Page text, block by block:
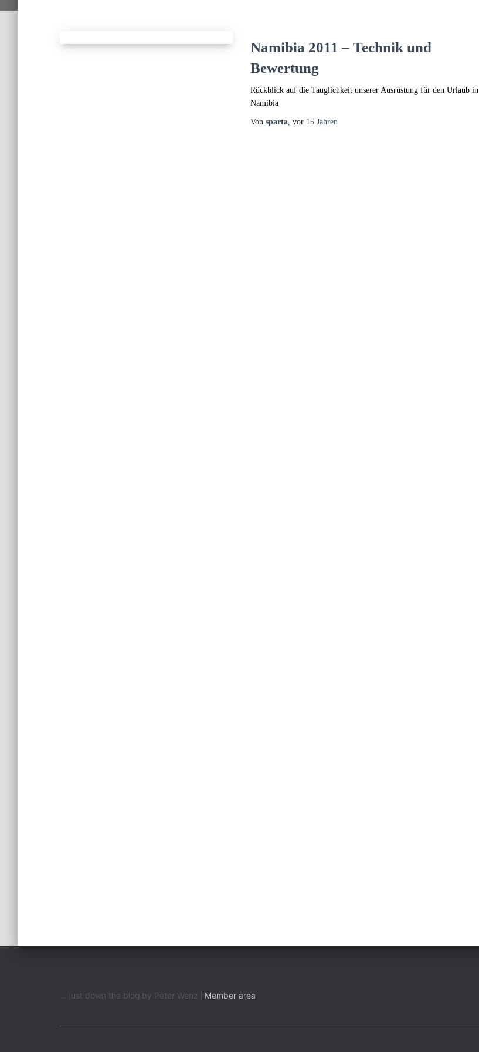
Namibia 2011 – Technik und
Bewertung
Rückblick auf die Tauglichkeit unserer Ausrüstung für den Urlaub in
Namibia
Von sparta, vor 15 Jahren
... just down the blog by Peter Wenz | Member area